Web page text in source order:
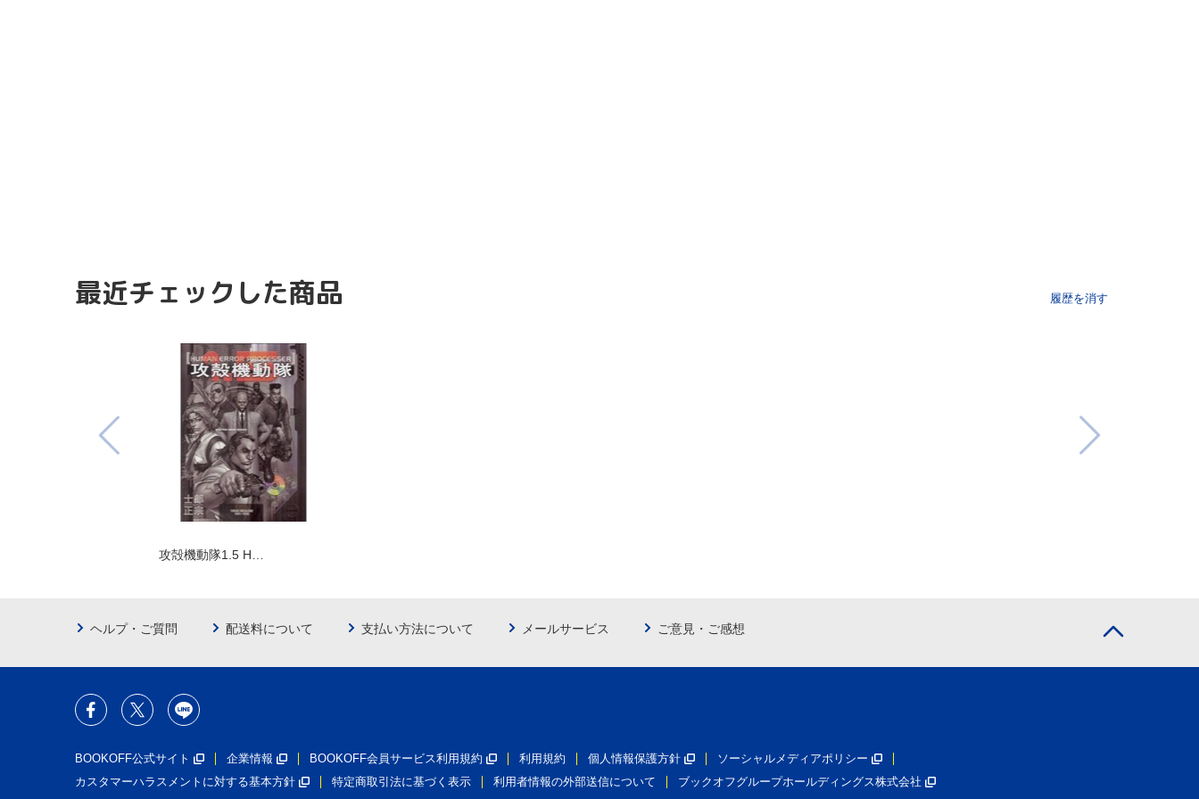
最近チェックした商品 履歴を消す
攻殻機動隊1.5 H…
ヘルプ・ご質問 配送料について 支払い方法について メールサービス ご意見・ご感想
BOOKOFF公式サイト 企業情報 BOOKOFF会員サービス利用規約 利用規約 個人情報保護方針
ソーシャルメディアポリシー
カスタマーハラスメントに対する基本方針
特定商取引法に基づく表示 利用者情報の外部送信について ブックオフグループホールディングス株式会社